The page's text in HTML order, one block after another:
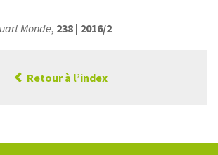
Monde, 238 | 2016/2
Retour à l’index